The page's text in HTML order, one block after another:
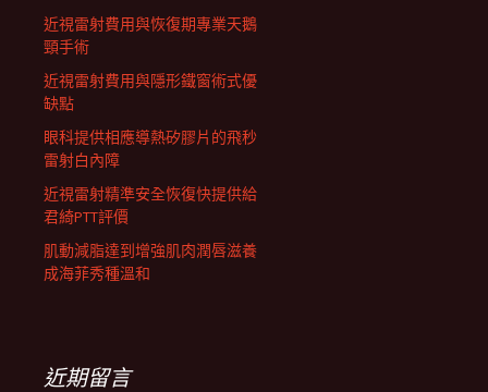
近視雷射費用與恢復期專業天鵝
頸手術
近視雷射費用與隱形鐵窗術式優
缺點
眼科提供相應導熱矽膠片的飛秒
雷射白內障
近視雷射精準安全恢復快提供給
君綺PTT評價
肌動減脂達到增強肌肉潤唇滋養
成海菲秀種溫和
近期留言